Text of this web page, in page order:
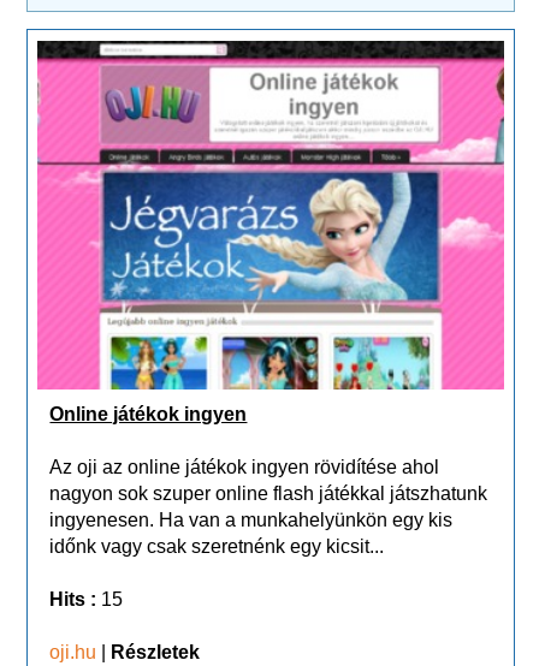
Online játékok ingyen
Az oji az online játékok ingyen rövidítése ahol
nagyon sok szuper online flash játékkal játszhatunk
ingyenesen. Ha van a munkahelyünkön egy kis
időnk vagy csak szeretnénk egy kicsit...
Hits : 15
oji.hu Részletek